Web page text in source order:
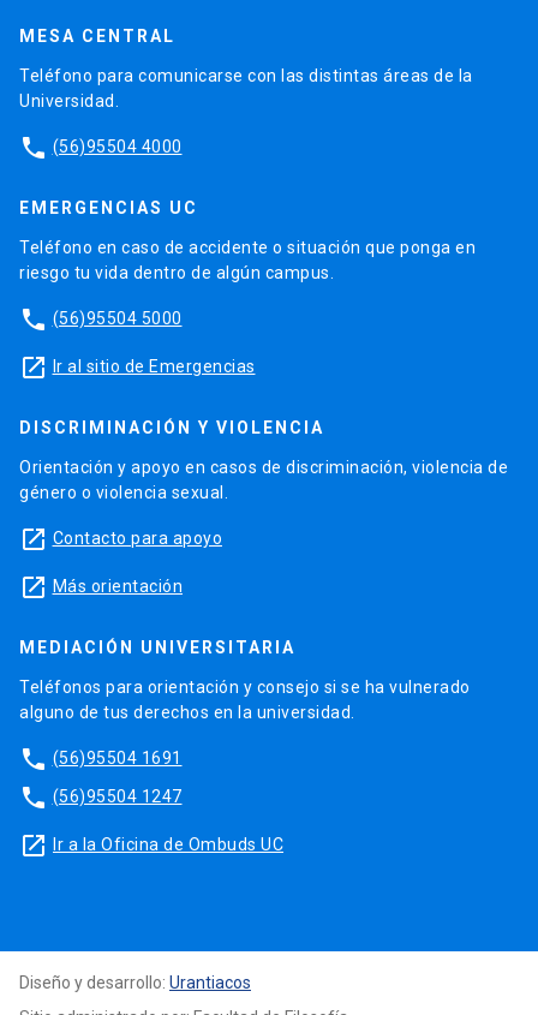
MESA CENTRAL
Teléfono para comunicarse con las distintas áreas de la
Universidad.
phone (56)95504 4000
EMERGENCIAS UC
Teléfono en caso de accidente o situación que ponga en
riesgo tu vida dentro de algún campus.
phone (56)95504 5000
launch Ir al sitio de Emergencias
DISCRIMINACIÓN Y VIOLENCIA
Orientación y apoyo en casos de discriminación, violencia de
género o violencia sexual.
launch Contacto para apoyo
launch Más orientación
MEDIACIÓN UNIVERSITARIA
Teléfonos para orientación y consejo si se ha vulnerado
alguno de tus derechos en la universidad.
phone (56)95504 1691
phone (56)95504 1247
launch Ir a la Oficina de Ombuds UC
Diseño y desarrollo: Urantiacos